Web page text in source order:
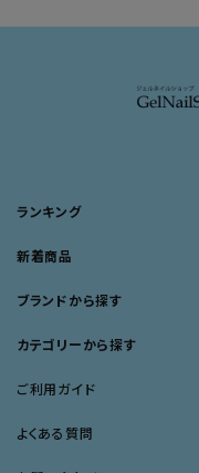
ランキング
新着商品
ブランドから探す
カテゴリーから探す
ご利用ガイド
よくある質問